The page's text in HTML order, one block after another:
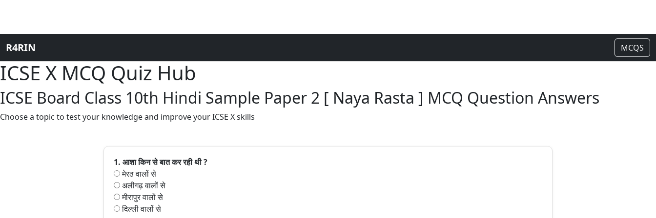
R4RIN MCQS
ICSE X MCQ Quiz Hub
ICSE Board Class 10th Hindi Sample Paper 2 [ Naya Rasta ] MCQ Question Answers
Choose a topic to test your knowledge and improve your ICSE X skills
1. आशा किन से बात कर रही थी ?
मेरठ वालों से
अलीगढ़ वालों से
मीरापुर वालों से
दिल्ली वालों से